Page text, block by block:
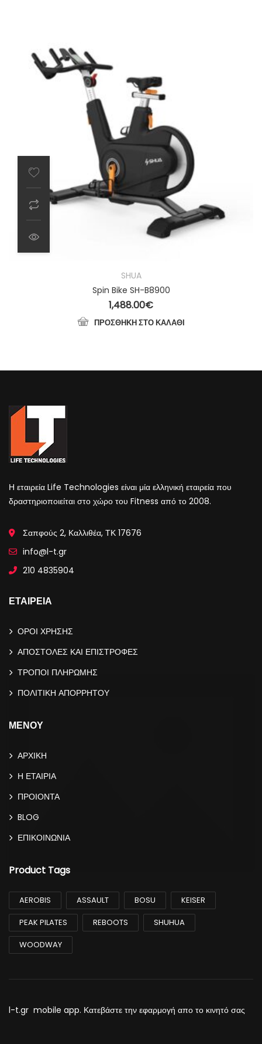
SHUA
Spin Bike SH-B8900
1,488.00€
ΠΡΟΣΘΉΚΗ ΣΤΟ ΚΑΛΆΘΙ
Η εταιρεία Life Technologies είναι μία ελληνική εταιρεία που
δραστηριοποιείται στο χώρο του Fitness από το 2008.
Σαπφούς 2, Καλλιθέα, ΤΚ 17676
info@l-t.gr
210 4835904
ΕΤΑΙΡΕΙΑ
ΟΡΟΙ ΧΡΗΣΗΣ
ΑΠΟΣΤΟΛΕΣ ΚΑΙ ΕΠΙΣΤΡΟΦΕΣ
ΤΡΟΠΟΙ ΠΛΗΡΩΜΗΣ
ΠΟΛΙΤΙΚΗ ΑΠΟΡΡΗΤΟΥ
ΜΕΝΟΥ
ΑΡΧΙΚΗ
Η ΕΤΑΙΡΙΑ
ΠΡΟΙΟΝΤΑ
BLOG
ΕΠΙΚΟΙΝΩΝΙΑ
Product Tags
AEROBIS ASSAULT BOSU
KEISER
PEAK PILATES
REBOOTS
SHUHUA
WOODWAY
l-t.gr mobile app. Κατεβάστε την εφαρμογή απο το κινητό σας